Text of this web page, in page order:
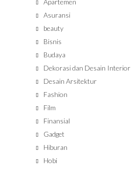
Apartemen
Asuransi
beauty
Bisnis
Budaya
Dekorasi dan Desain Interior
Desain Arsitektur
Fashion
Film
Finansial
Gadget
Hiburan
Hobi